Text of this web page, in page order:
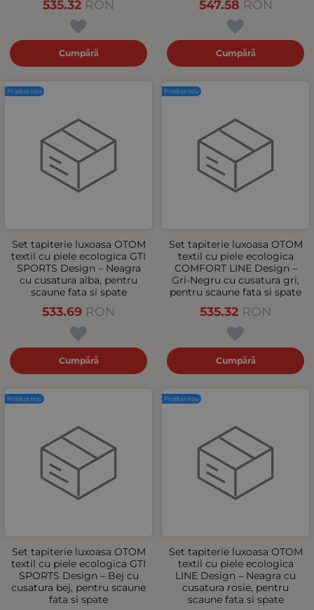
535.32 RON
Cumpără
547.58 RON
Cumpără
Set tapiterie luxoasa OTOM
textil cu piele ecologica GTI
SPORTS Design – Neagra
cu cusatura alba, pentru
scaune fata si spate
533.69 RON
Cumpără
Produs nou
Set tapiterie luxoasa OTOM
textil cu piele ecologica
COMFORT LINE Design –
Gri-Negru cu cusatura gri,
pentru scaune fata si spate
535.32 RON
Cumpără
Produs nou
Set tapiterie luxoasa OTOM
textil cu piele ecologica GTI
SPORTS Design – Bej cu
cusatura bej, pentru scaune
fata si spate
Produs nou
Set tapiterie luxoasa OTOM
textil cu piele ecologica
LINE Design – Neagra cu
cusatura rosie, pentru
scaune fata si spate
Produs nou